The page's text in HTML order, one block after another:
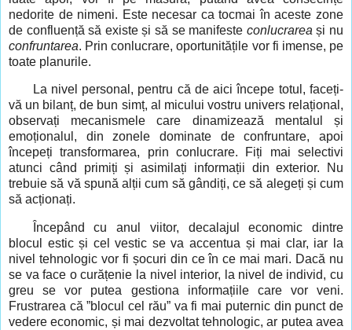
nedorite de nimeni. Este necesar ca tocmai în aceste zone
de confluență să existe și să se manifeste conlucrarea și nu
confruntarea. Prin conlucrare, oportunitățile vor fi imense, pe
toate planurile.
La nivel personal, pentru că de aici începe totul, faceți-
vă un bilanț, de bun simț, al micului vostru univers relațional,
observați mecanismele care dinamizează mentalul și
emoționalul, din zonele dominate de confruntare, apoi
începeți transformarea, prin conlucrare. Fiți mai selectivi
atunci când primiți și asimilați informații din exterior. Nu
trebuie să vă spună alții cum să gândiți, ce să alegeți și cum
să acționați.
Începând cu anul viitor, decalajul economic dintre
blocul estic și cel vestic se va accentua și mai clar, iar la
nivel tehnologic vor fi șocuri din ce în ce mai mari. Dacă nu
se va face o curățenie la nivel interior, la nivel de individ, cu
greu se vor putea gestiona informațiile care vor veni.
Frustrarea că ”blocul cel rău” va fi mai puternic din punct de
vedere economic, și mai dezvoltat tehnologic, ar putea avea